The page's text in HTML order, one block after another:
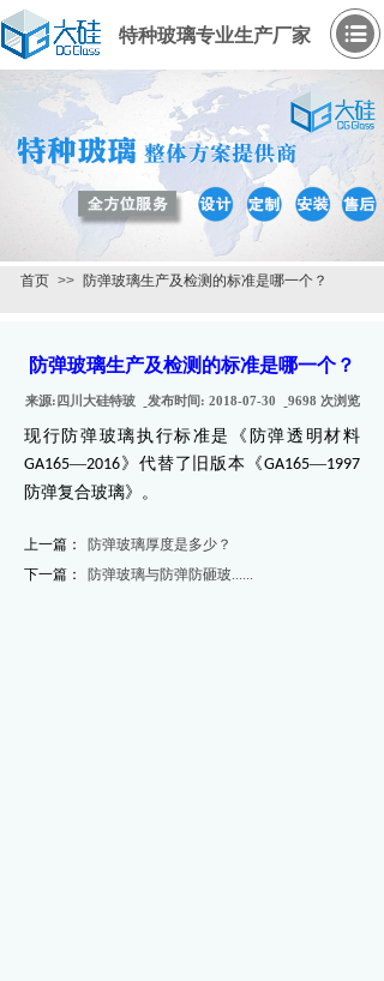
特种玻璃专业生产厂家
首页 >> 防弹玻璃生产及检测的标准是哪一个？
防弹玻璃生产及检测的标准是哪一个？
来源:四川大硅特玻 发布时间: 2018-07-30 9698 次浏览
现行防弹玻璃执行标准是《防弹透明材料
GA165—2016》代替了旧版本《GA165—1997
防弹复合玻璃》。
上一篇：
防弹玻璃厚度是多少？
下一篇：
防弹玻璃与防弹防砸玻......